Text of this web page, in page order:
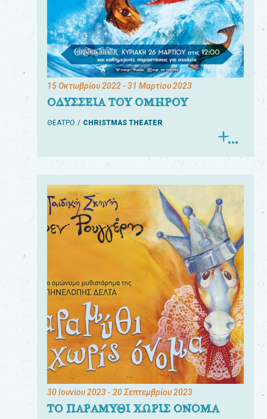
15 Οκτωβρίου 2022- 31 Μαρτίου 2023
ΟΔΥΣΣΕΙΑ ΤΟΥ ΟΜΗΡΟΥ
ΘΕΑΤΡΟ CHRISTMAS THEATER
30 Ιουνίου 2023- 20 Σεπτεμβρίου 2023
ΤΟ ΠΑΡΑΜΥΘΙ ΧΩΡΙΣ ΟΝΟΜΑ